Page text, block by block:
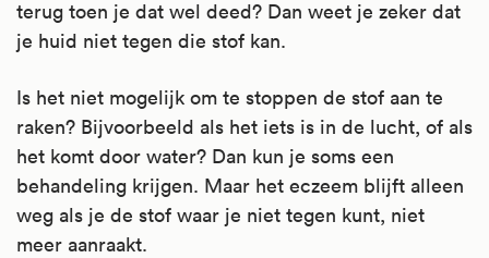
terug toen je dat wel deed? Dan weet je zeker dat
je huid niet tegen die stof kan.
Is het niet mogelijk om te stoppen de stof aan te
raken? Bijvoorbeeld als het iets is in de lucht, of als
het komt door water? Dan kun je soms een
behandeling krijgen. Maar het eczeem blijft alleen
weg als je de stof waar je niet tegen kunt, niet
meer aanraakt.